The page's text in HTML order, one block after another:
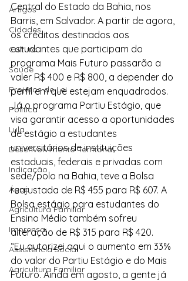
Artigos
Cidades
Cultura
Saúde
Projetos de Lei
Política
Lula
Desenvolvimento Territorial
Indicação
Água
Agricultura Familiar
Imprensa
Assistência Social
Agricultura Familiar
Central do Estado da Bahia, nos
Barris, em Salvador. A partir de agora,
os créditos destinados aos
estudantes que participam do
programa Mais Futuro passarão a
valer R$ 400 e R$ 800, a depender do
perfil em que estejam enquadrados.
Já o programa Partiu Estágio, que
visa garantir acesso a oportunidades
de estágio a estudantes
universitários de instituições
estaduais, federais e privadas com
sede/polo na Bahia, teve a Bolsa
reajustada de R$ 455 para R$ 607. A
Bolsa estágio para estudantes do
Ensino Médio também sofreu
alteração de R$ 315 para R$ 420.
“Eu autorizei aqui o aumento em 33%
do valor do Partiu Estágio e do Mais
Futuro. Ainda em agosto, a gente já